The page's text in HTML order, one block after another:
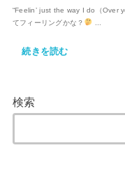
“Feelin’ just the way I do（Over
てフィーリングかな？
続きを読む
検索